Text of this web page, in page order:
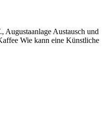
Augustaanlage Austausch und
Wie kann eine Künstliche